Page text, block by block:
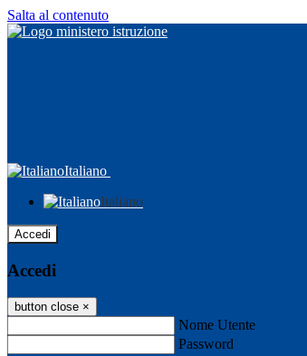
Salta al contenuto
Italiano
Italiano
Accedi
Accedi
button close ×
Nome Utente
Password